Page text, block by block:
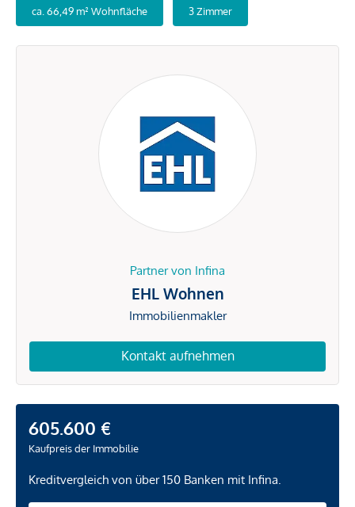
ca. 66,49 m² Wohnfläche 3 Zimmer
Partner von Infina
EHL Wohnen
Immobilienmakler
Kontakt aufnehmen
605.600 €
Kaufpreis der Immobilie
Kreditvergleich von über 150 Banken mit Infina.